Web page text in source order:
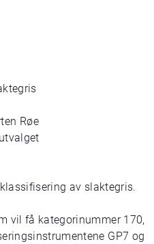
Røe
av slaktegris.
vil få kategorinummer 170,
GP7 og